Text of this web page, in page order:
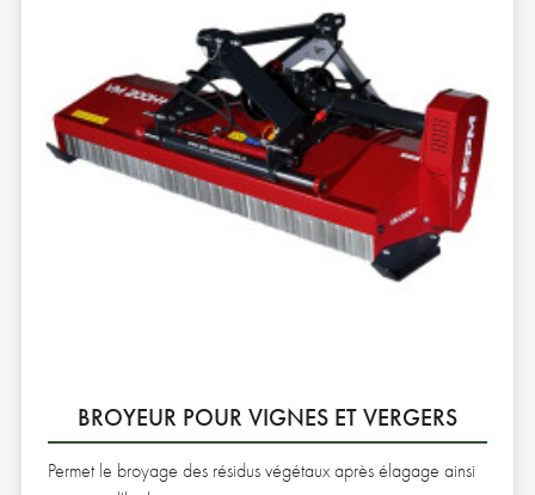
BROYEUR POUR VIGNES ET VERGERS
Permet le broyage des résidus végétaux après élagage ainsi